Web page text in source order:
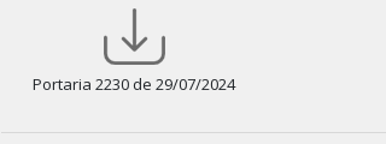
Portaria 2230 de 29/07/2024